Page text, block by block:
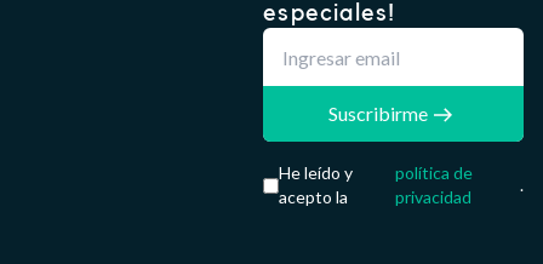
especiales!
Suscribirme
He leído y
acepto la
política de
privacidad
.